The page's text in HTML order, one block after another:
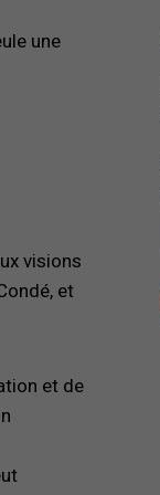
une
visions
et
et de